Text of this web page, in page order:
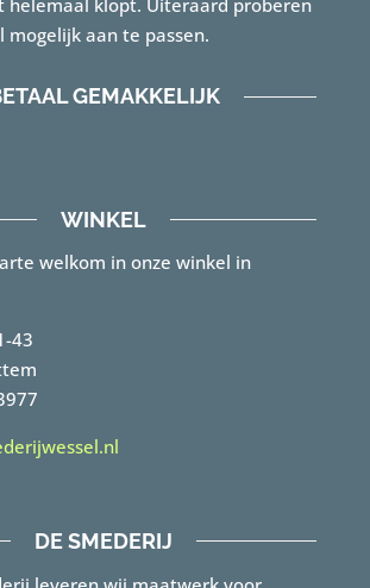
helemaal klopt. Uiteraard proberen
mogelijk aan te passen.
GEMAKKELIJK
WINKEL
welkom in onze winkel in
43
DE SMEDERIJ